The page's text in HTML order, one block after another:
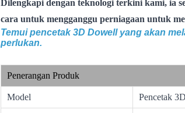
Dilengkapi dengan teknologi terkini kami, ia
cara untuk menggangguperniagaan untuk
Temui pencetak 3D Dowell yang akan
perlukan.
Penerangan Produk
Model Pencetak